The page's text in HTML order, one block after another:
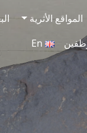
المواقع الأثرية
En